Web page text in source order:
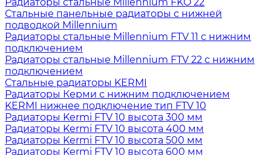
Стальные панельные радиаторы с нижней
подводкой Millennium
Радиаторы стальные Millennium FTV 11 с нижним
подключением
Радиаторы стальные Millennium FTV 22 с нижним
подключением
Стальные радиаторы KERMI
Радиаторы Керми с нижним подключением
KERMI нижнее подключение тип FTV 10
Радиаторы Kermi FTV 10 высота 300 мм
Радиаторы Kermi FTV 10 высота 400 мм
Радиаторы Kermi FTV 10 высота 500 мм
Радиаторы Kermi FTV 10 высота 600 мм